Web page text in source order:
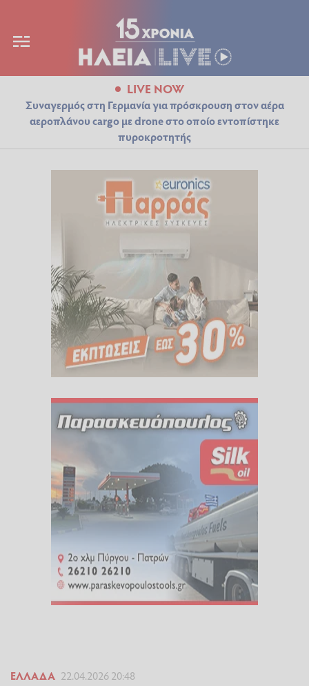
LIVE NOW
Συναγερμός στη Γερμανία για πρόσκρουση στον αέρα
αεροπλάνου cargo με drone στο οποίο εντοπίστηκε
πυροκροτητής
ΕΛΛΆΔΑ 22.04.2026 20:48